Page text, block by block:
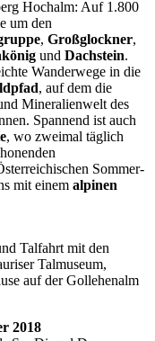
Hochalm: Auf 1.800
um den
, Großglockner,
und Dachstein.
Wanderwege in die
, auf dem die
Mineralienwelt des
Spannend ist auch
, wo zweimal täglich
Sommer-
mit einem alpinen
Talfahrt mit den
Talmuseum,
auf der Gollehenalm
2018